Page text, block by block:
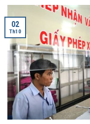
02
Th10